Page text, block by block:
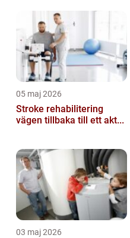
05 maj 2026
Stroke rehabilitering
vägen tillbaka till ett akt...
03 maj 2026